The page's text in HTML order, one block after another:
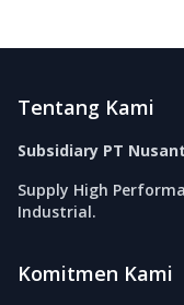
Tentang Kami
Subsidiary PT
Supply High
Industrial.
Komitmen Kami